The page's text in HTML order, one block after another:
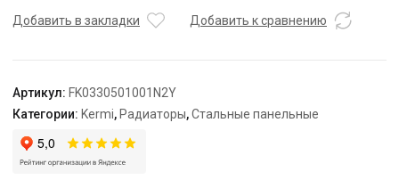
155*500*1000,
9016
(белый),
Kermi
Добавить в закладки Добавить к сравнению
Артикул: FK0330501001N2Y
Категории: Kermi, Радиаторы,Стальные панельные